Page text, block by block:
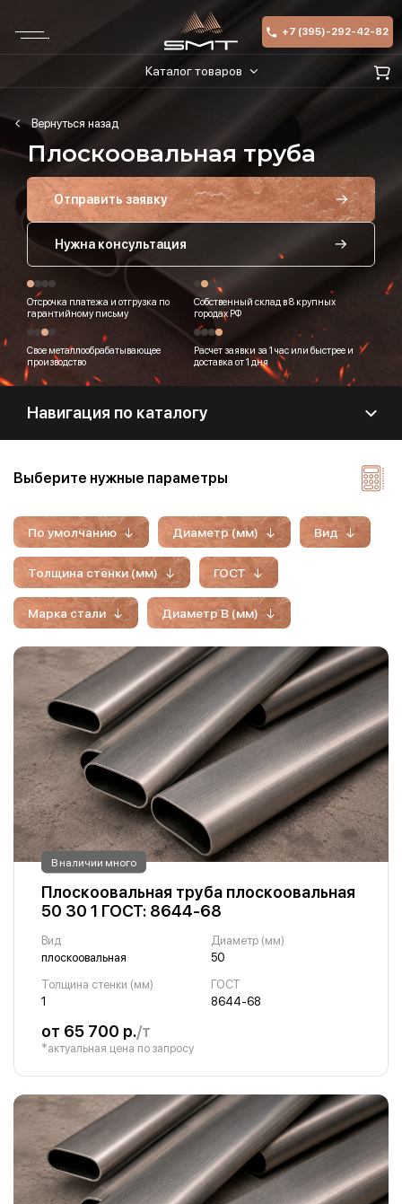
+7 (395)-292-42-82
Каталог товаров
Плоскоовальная труба
Отправить заявку
Нужна консультация
Отсрочка платежа и отгрузка по
гарантийному письму
Собственный склад в 8 крупных
городах РФ
Свое металлообрабатывающее
производство
Расчет заявки за 1 час или быстрее и
доставка от 1 дня
Навигация по каталогу
Выберите нужные параметры
По умолчанию Диаметр (мм) Вид
Толщина стенки (мм) ГОСТ
Марка стали Диаметр B (мм)
В наличии много
Плоскоовальная труба плоскоовальная
50 30 1 ГОСТ: 8644-68
Вид
плоскоовальная
Диаметр (мм)
50
Толщина стенки (мм)
1
ГОСТ
8644-68
от 65 700 р./т
*актуальная цена по запросу